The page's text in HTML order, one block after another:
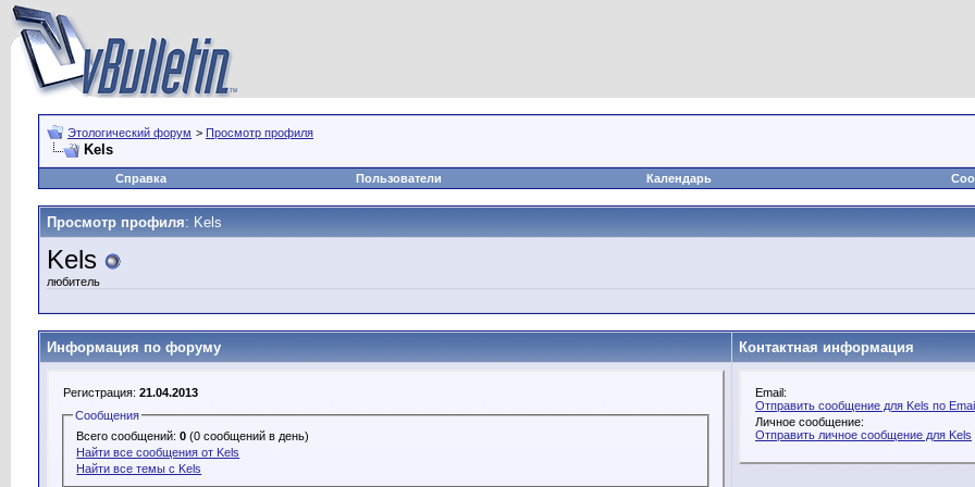
Этологический форум > Просмотр профиля
Kels
Справка Пользователи Календарь
Просмотр профиля: Kels
Kels
любитель
Информация по форуму Контактная информация
Регистрация: 21.04.2013
Сообщения
Всего сообщений:0 (0 сообщений в день)
Найти все сообщения от Kels
Найти все темы с Kels
Email:
Отправить сообщение для Kels по
Личное сообщение:
Отправить личное сообщение для Kels